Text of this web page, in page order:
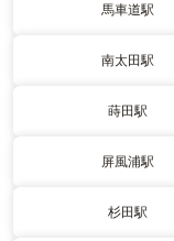
馬車道駅
南太田駅
蒔田駅
屏風浦駅
杉田駅